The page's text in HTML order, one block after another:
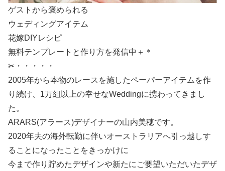
ゲストから褒められる
ウェディングアイテム
花嫁DIYレシピ
無料テンプレートと作り方を発信中＋＊
✂・・・・・
2005年から本物のレースを施したペーパーアイテムを作
り続け、1万組以上の幸せなWeddingに携わってきまし
た。
ARARS(アラース)デザイナーの山内美穂です。
2020年夫の海外転勤に伴いオーストラリアへ引っ越しす
ることになったことをきっかけに
今まで作り貯めたデザインや新たにご要望いただいたデザ